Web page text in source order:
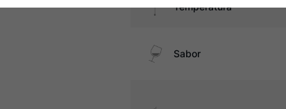
Temperatura
Sabor